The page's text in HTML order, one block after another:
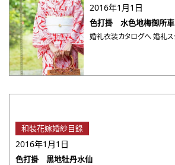
2016年1月1日
色打掛 水色地梅御所車
和裝花嫁婚紗目錄
2016年1月1日
色打掛 黒地牡丹水仙